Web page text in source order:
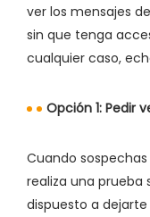
ver los mensajes
sin que tenga
cualquier caso,
Opción 1: Pedir
Cuando
realiza una prueba
dispuesto a